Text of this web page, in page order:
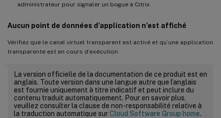
administrateur pour signaler un bogue à Citrix.
Aucun point de données d’application n’est affiché
Vérifiez que le canal virtuel transparent est activé et qu’une application
transparente est en cours d’exécution.
La version officielle de la documentation de ce produit est en
anglais. Toute version dans une langue autre que l’anglais
est fournie uniquement à titre indicatif et peut inclure du
contenu traduit automatiquement. Pour en savoir plus,
veuillez consulter la clause de non-responsabilité relative à
la traduction automatique surCloud Software Group home.